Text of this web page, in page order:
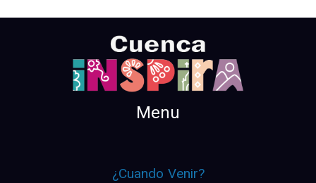
Menu
¿Cuando Venir?